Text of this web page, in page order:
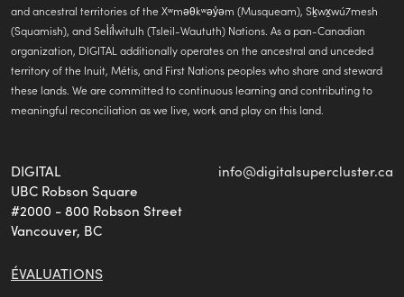
and ancestral territories of the Xʷməθkʷəy̓əm (Musqueam), Sḵwx̱wú7mesh
(Squamish), and Sel̓íl̓witulh (Tsleil-Waututh) Nations. As a pan-Canadian
organization, DIGITAL additionally operates on the ancestral and unceded
territory of the Inuit, Métis, and First Nations peoples who share and steward
these lands. We are committed to continuous learning and contributing to
meaningful reconciliation as we live, work and play on this land.
DIGITAL
UBC Robson Square
#2000 - 800 Robson Street
Vancouver, BC
info@digitalsupercluster.ca
ÉVALUATIONS